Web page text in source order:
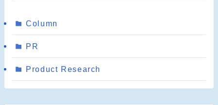
Column
PR
Product Research